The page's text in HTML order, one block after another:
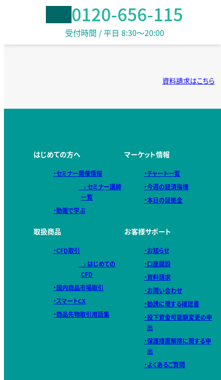
0120-656-115
受付時間 / 平日 8:30〜20:00
資料請求はこちら
はじめての方へ
・セミナー開催情報
› セミナー講師
一覧
・動画で学ぶ
マーケット情報
・チャート一覧
・今週の経済指標
・本日の証拠金
取扱商品
・CFD取引
› はじめての
CFD
・国内商品市場取引
・スマートCX
・商品先物取引用語集
お客様サポート
・お知らせ
・口座開設
・資料請求
・お問い合わせ
・勧誘に関する確認書
・投下資金可能額変更の申
出
・保護措置解除に関する申
出
・よくあるご質問